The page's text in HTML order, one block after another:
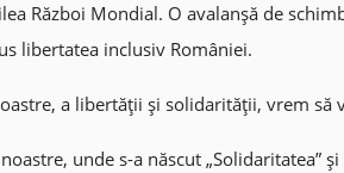
Război Mondial. O avalanșă de
libertatea inclusiv României.
a libertății și solidarității, vrem
unde s-a născut